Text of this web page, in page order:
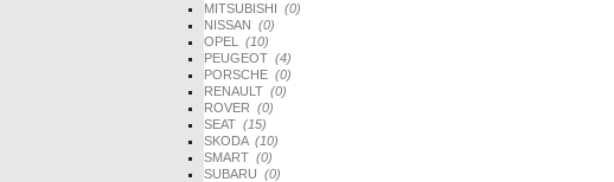
MITSUBISHI (0)
NISSAN (0)
OPEL (10)
PEUGEOT (4)
PORSCHE (0)
RENAULT (0)
ROVER (0)
SEAT (15)
SKODA (10)
SMART (0)
SUBARU (0)